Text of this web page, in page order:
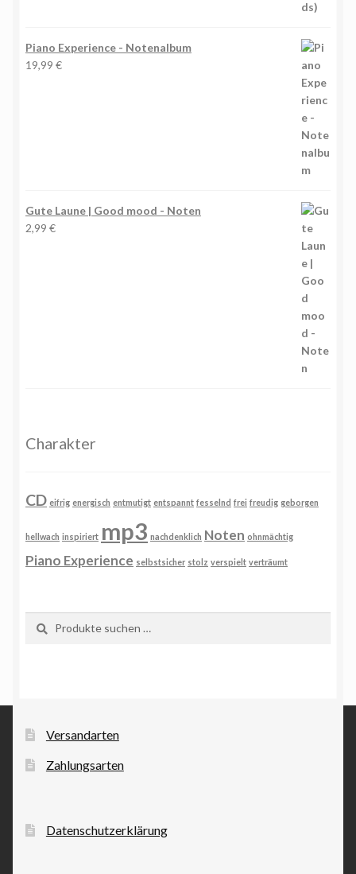
Piano Experience - Notenalbum
19,99 €
Gute Laune | Good mood - Noten
2,99 €
Charakter
CD eifrig energisch entmutigt entspannt fesselnd frei freudig geborgen
hellwach inspiriert mp3 nachdenklich Noten ohnmächtig
Piano Experience selbstsicher stolz verspielt verträumt
nach:
Versandarten
Zahlungsarten
Datenschutzerklärung